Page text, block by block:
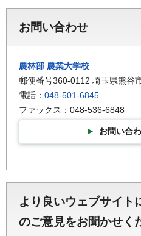
お問い合わせ
農林部 農業大学校
郵便番号360-0112 埼玉県熊谷
電話： 048-501-6845
ファックス：048-536-6848
お問い合
より良いウェブサイト
のご意見をお聞かせく